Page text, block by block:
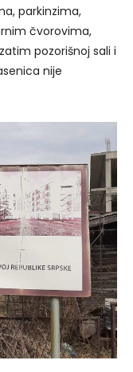
parkinzima,
čvorovima,
pozorišnoj sali i
nije